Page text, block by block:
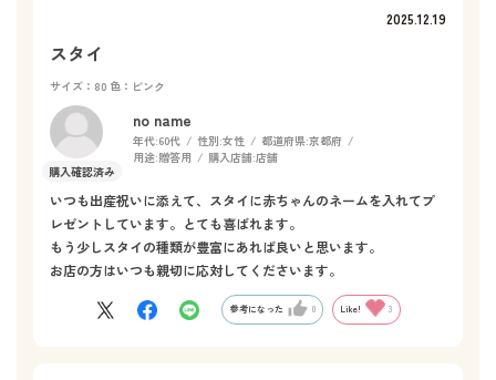
2025.12.19
スタイ
サイズ：80 色：ピンク
no name
年代:60代 性別:女性 都道府県:京都府
用途:贈答用 購入店舗:店舗
いつも出産祝いに添えて、スタイに赤ちゃんのネームを入れてプ
レゼントしています。とても喜ばれます。
もう少しスタイの種類が豊富にあれば良いと思います。
お店の方はいつも親切に応対してくださいます。
参考になった 0 Like! 3